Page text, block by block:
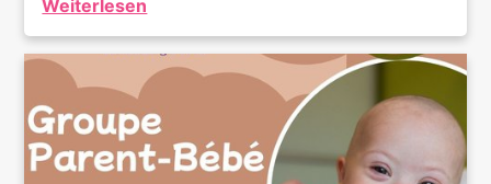
Weiterlesen